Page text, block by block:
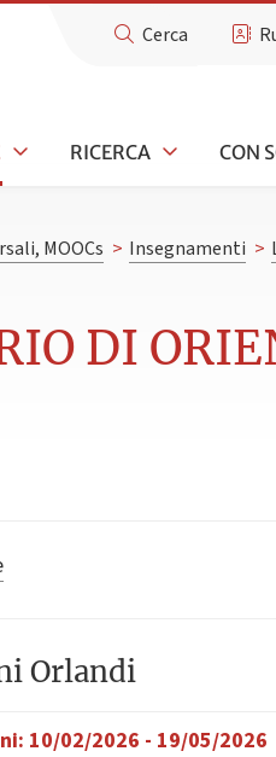
Cerca
RICERCA CON
MOOCs > Insegnamenti >
DI
Orlandi
10/02/2026 - 19/05/2026